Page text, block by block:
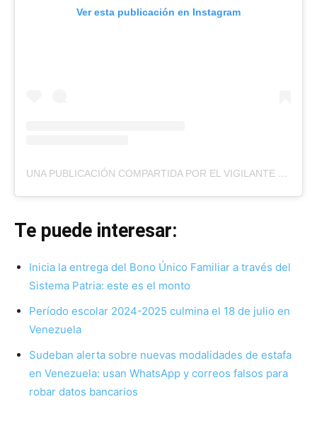
Ver esta publicación en Instagram
UNA PUBLICACIÓN COMPARTIDA POR EL VIGILANTE
Te puede interesar:
Inicia la entrega del Bono Único Familiar a través del
Sistema Patria: este es el monto
Período escolar 2024-2025 culmina el 18 de julio en
Venezuela
Sudeban alerta sobre nuevas modalidades de estafa
en Venezuela: usan WhatsApp y correos falsos para
robar datos bancarios